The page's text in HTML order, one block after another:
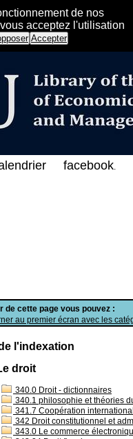
de nos
acceptez l'utilisation
Accepter
الإلكتروني
de cette page vous pouvez :
au premier écran avec les
l'indexation
droit
340.0 Droit - dictionnaires
340.1 philosophie et théories
341.7 Coopération
342 Droit constitutionnel et
343.0 Le commerce
facebook.